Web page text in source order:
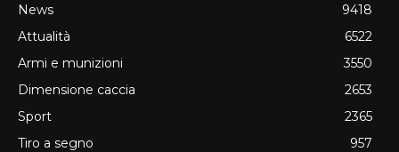
News
9418
Attualità
6522
Armi e munizioni
3550
Dimensione caccia
2653
Sport
2365
Tiro a segno
957